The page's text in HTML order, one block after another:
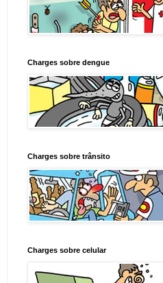
Charges sobre dengue
Charges sobre trânsito
Charges sobre celular